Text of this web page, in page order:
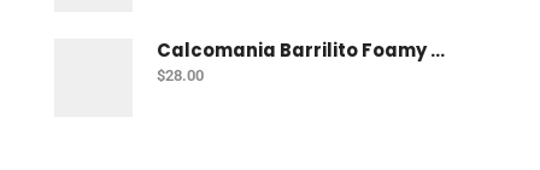
Calcomania Barrilito Foamy Dinosaurios
$28.00